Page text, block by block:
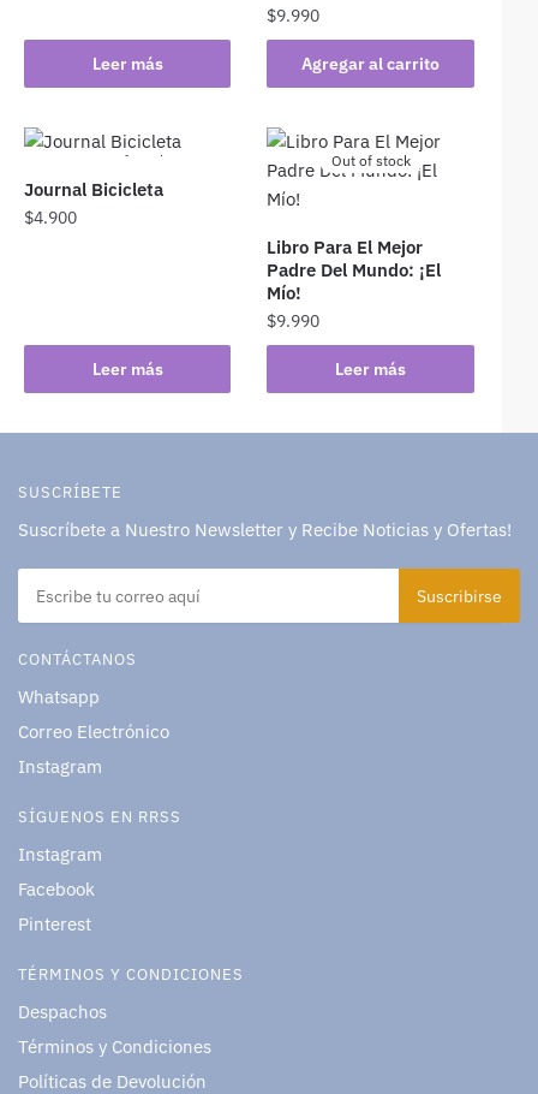
Leer más
$9.990
Agregar al carrito
Out of stock
Journal Bicicleta
$4.900
Leer más
Out of stock
Libro Para El Mejor
Padre Del Mundo: ¡El
Mío!
$9.990
Leer más
SUSCRÍBETE
Suscríbete a Nuestro Newsletter y Recibe Noticias y Ofertas!
CONTÁCTANOS
Whatsapp
Correo Electrónico
Instagram
SÍGUENOS EN RRSS
Instagram
Facebook
Pinterest
TÉRMINOS Y CONDICIONES
Despachos
Términos y Condiciones
Políticas de Devolución